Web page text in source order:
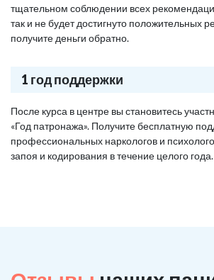
тщательном соблюдении всех
так и не будет достигнуто положительных
получите деньги обратно.
1 год поддержки
После курса в центре вы становитесь
«Год патронажа». Получите бесплатную
профессиональных наркологов и
запоя и кодирования в течение целого года.